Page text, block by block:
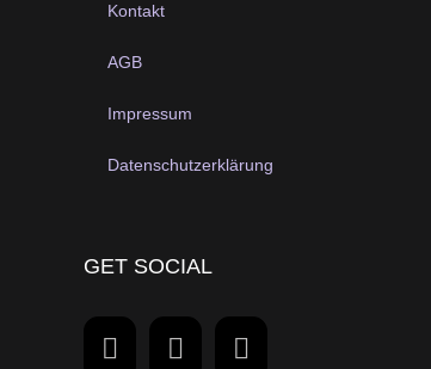
Kontakt
AGB
Impressum
Datenschutzerklärung
GET SOCIAL